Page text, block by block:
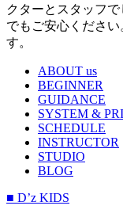
クターとスタッフ
でもご安心くださ
す。
ABOUT us
BEGINNER
GUIDANCE
SYSTEM &
SCHEDULE
INSTRUCTOR
STUDIO
BLOG
■ D’z KIDS